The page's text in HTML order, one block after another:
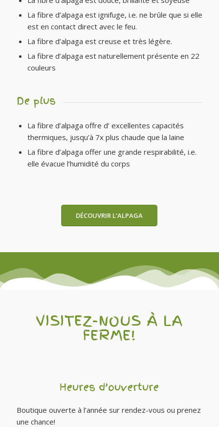
La fibre d’alpaga est ignifuge, i.e. ne brûle que si elle
est en contact direct avec le feu.
La fibre d’alpaga est creuse et très légère.
La fibre d’alpaga est naturellement présente en 22
couleurs
De plus
La fibre d’alpaga offre d’ excellentes capacités
thermiques, jusqu’à 7x plus chaude que la laine
La fibre d’alpaga offer une grande respirabilité, i.e.
elle évacue l’humidité du corps
DÉCOUVRIR L’ALPAGA
VISITEZ-NOUS À LA
FERME!
Heures d’ouverture
Boutique ouverte à l’année sur rendez-vous ou prenez
une chance!